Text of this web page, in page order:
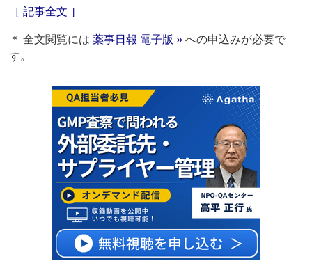
［ 記事全文 ］
＊ 全文閲覧には薬事日報 電子版 » への申込みが必要で
す。